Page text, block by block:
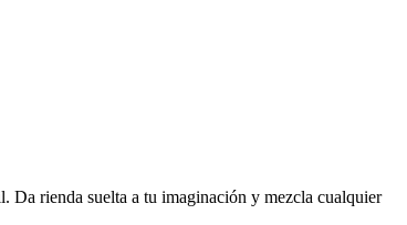
Da rienda suelta a tu imaginación y mezcla cualquier